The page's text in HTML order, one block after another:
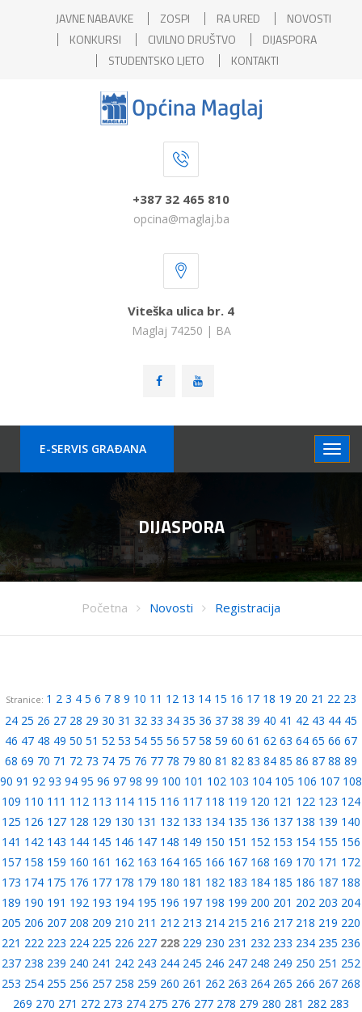
JAVNE NABAVKE ZOSPI RA URED
NOVOSTI
KONKURSI
CIVILNO DRUŠTVO
DIJASPORA
STUDENTSKO LJETO
KONTAKTI
+387 32 465 810
opcina@maglaj.ba
Viteška ulica br. 4
Maglaj 74250 | BA
E-SERVIS GRAÐANA
DIJASPORA
Početna Novosti Registracija
Stranice: 1 2 3 4 5 6 7 8 9 10 11 12 13 14 15 16 17 18 19 20 21 22 23
24 25 26 27 28 29 30 31 32 33 34 35 36 37 38 39 40 41 42 43 44 45
46 47 48 49 50 51 52 53 54 55 56 57 58 59 60 61 62 63 64 65 66 67
68 69 70 71 72 73 74 75 76 77 78 79 80 81 82 83 84 85 86 87 88 89
90 91 92 93 94 95 96 97 98 99 100 101 102 103 104 105 106 107 108
109 110 111 112 113 114 115 116 117 118 119 120 121 122 123 124
125 126 127 128 129 130 131 132 133 134 135 136 137 138 139 140
141 142 143 144 145 146 147 148 149 150 151 152 153 154 155 156
157 158 159 160 161 162 163 164 165 166 167 168 169 170 171 172
173 174 175 176 177 178 179 180 181 182 183 184 185 186 187 188
189 190 191 192 193 194 195 196 197 198 199 200 201 202 203 204
205 206 207 208 209 210 211 212 213 214 215 216 217 218 219 220
221 222 223 224 225 226 227 228 229 230 231 232 233 234 235 236
237 238 239 240 241 242 243 244 245 246 247 248 249 250 251 252
253 254 255 256 257 258 259 260 261 262 263 264 265 266 267 268
269 270 271 272 273 274 275 276 277 278 279 280 281 282 283